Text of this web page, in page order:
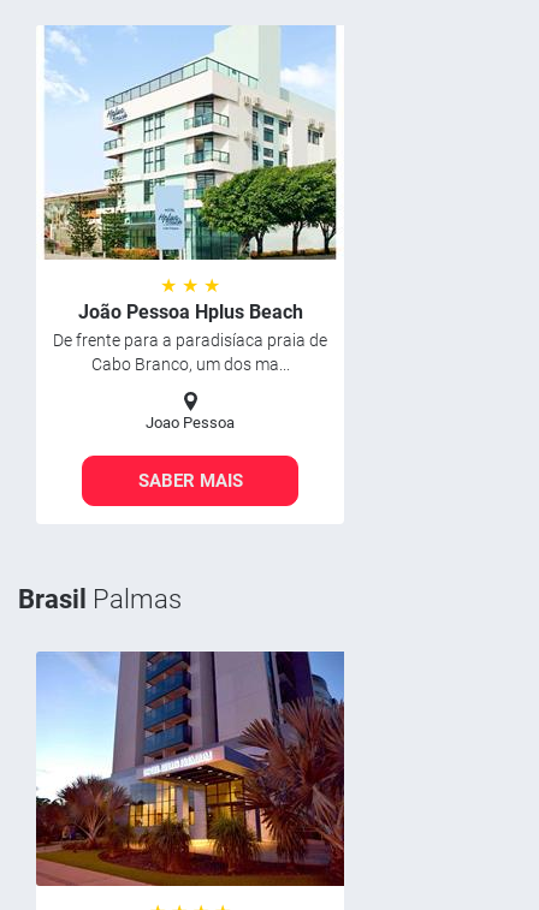
★ ★ ★
João Pessoa Hplus Beach
De frente para a paradisíaca praia de
Cabo Branco, um dos ma...
Joao Pessoa
SABER MAIS
Brasil Palmas